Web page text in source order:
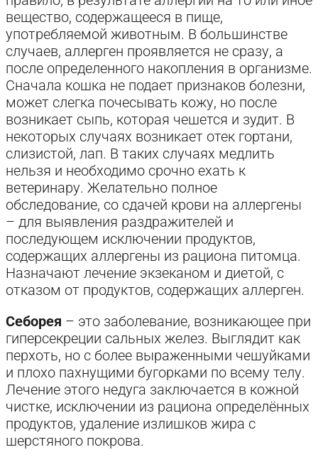
вещество, содержащееся в пище,
употребляемой животным. В большинстве
случаев, аллерген проявляется не сразу, а
после определенного накопления в организме.
Сначала кошка не подает признаков болезни,
может слегка почесывать кожу, но после
возникает сыпь, которая чешется и зудит. В
некоторых случаях возникает отек гортани,
слизистой, лап. В таких случаях медлить
нельзя и необходимо срочно ехать к
ветеринару. Желательно полное
обследование, со сдачей крови на аллергены
– для выявления раздражителей и
последующем исключении продуктов,
содержащих аллергены из рациона питомца.
Назначают лечение экзеканом и диетой, с
отказом от продуктов, содержащих аллерген.
Себорея – это заболевание, возникающее при
гиперсекреции сальных желез. Выглядит как
перхоть, но с более выраженными чешуйками
и плохо пахнущими бугорками по всему телу.
Лечение этого недуга заключается в кожной
чистке, исключении из рациона определённых
продуктов, удаление излишков жира с
шерстяного покрова.